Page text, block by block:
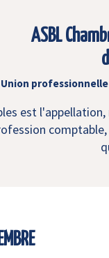
ASBL
Union professionnelle
est